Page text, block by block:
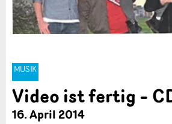
MUSIK
Video ist fertig –
16. April 2014